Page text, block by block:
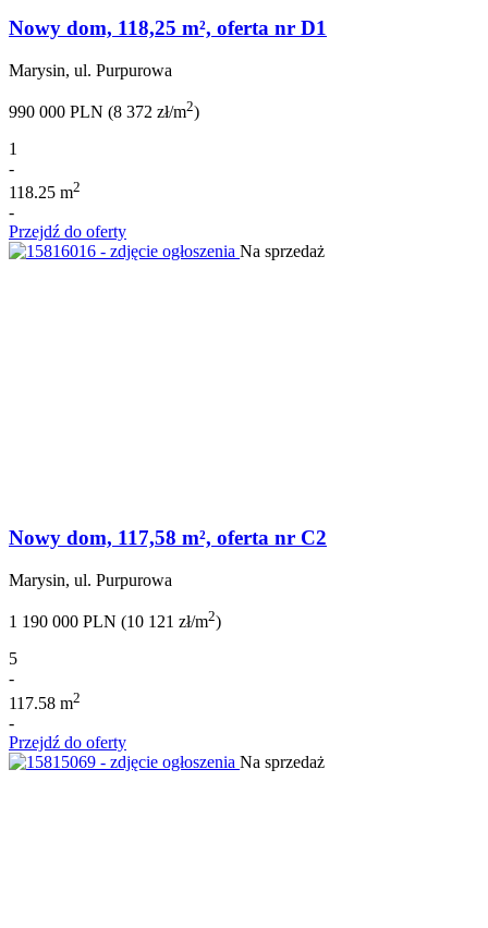
Nowy dom, 118,25 m², oferta nr D1
Marysin, ul. Purpurowa
990 000 PLN (8 372 zł/m2)
1
-
118.25 m2
-
Przejdź do oferty
Na sprzedaż
Nowy dom, 117,58 m², oferta nr C2
Marysin, ul. Purpurowa
1 190 000 PLN (10 121 zł/m2)
5
-
117.58 m2
-
Przejdź do oferty
Na sprzedaż